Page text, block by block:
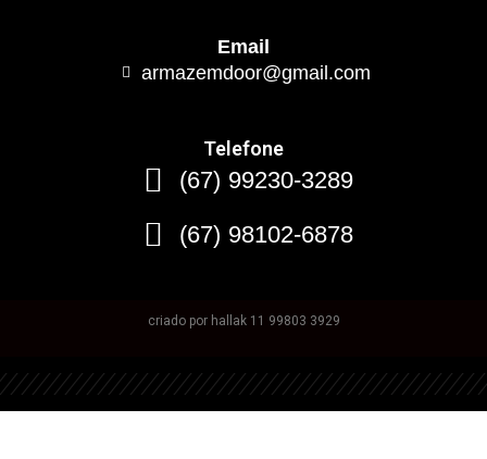
Email
armazemdoor@gmail.com
Telefone
(67) 99230-3289
(67) 98102-6878
criado por hallak 11 99803 3929